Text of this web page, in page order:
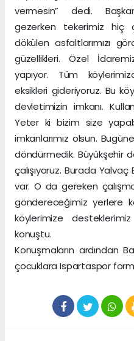
vermesin” dedi.
gezerken tekerimiz hiç
dökülen asfaltlarımızı
güzellikleri. Özel
yapıyor. Tüm
eksikleri gideriyoruz. Bu
devletimizin imkanı.
Yeter ki bizim size
imkanlarımız olsun.
döndürmedik. Büyükşehir
çalışıyoruz. Burada
var. O da gereken
göndereceğimiz yerlere
köylerimize
konuştu.
Konuşmaların ardından
çocuklara Ispartaspor